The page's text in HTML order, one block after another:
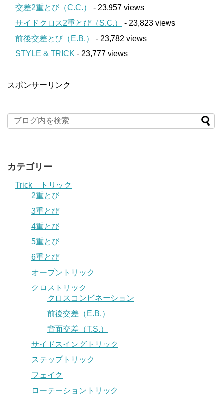
交差2重とび（C.C.）
- 23,957 views
サイドクロス2重とび（S.C.）
- 23,823 views
前後交差とび（E.B.）
- 23,782 views
STYLE & TRICK - 23,777 views
スポンサーリンク
カテゴリー
Trick トリック
2重とび
3重とび
4重とび
5重とび
6重とび
オープントリック
クロストリック
クロスコンビネーション
前後交差（E.B.）
背面交差（T.S.）
サイドスイングトリック
ステップトリック
フェイク
ローテーショントリック